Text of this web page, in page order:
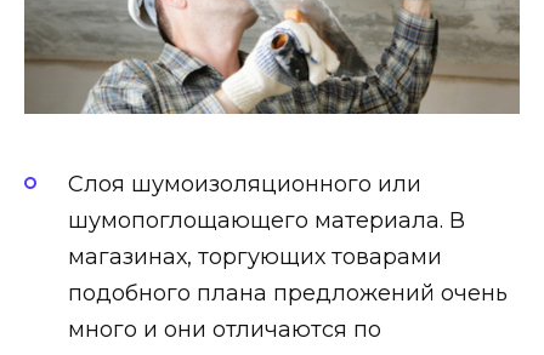
Слоя шумоизоляционного или
шумопоглощающего материала. В
магазинах, торгующих товарами
подобного плана предложений очень
много и они отличаются по